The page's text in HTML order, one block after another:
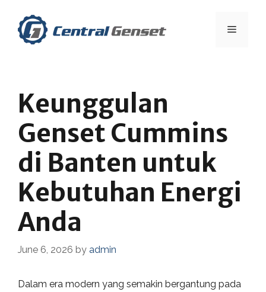
content
Menu
Keunggulan
Genset Cummins
di Banten untuk
Kebutuhan Energi
Anda
June 6, 2026 by admin
Dalam era modern yang semakin bergantung pada